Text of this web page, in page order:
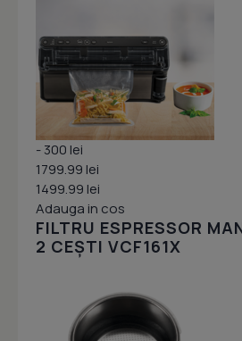
- 300 lei
1799.99 lei
1499.99 lei
Adauga in cos
FILTRU ESPRESSOR
2 CEȘTI VCF161X